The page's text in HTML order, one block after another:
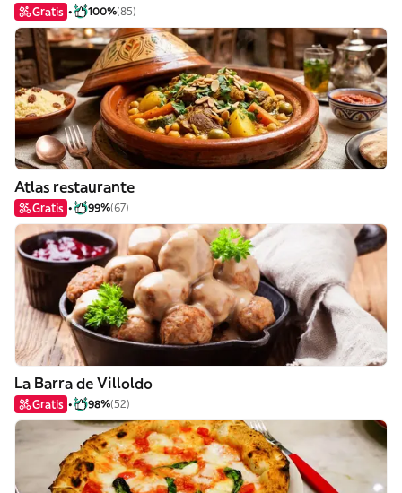
Gratis 100%(85)
Atlas restaurante
Gratis 99%(67)
La Barra de Villoldo
Gratis 98%(52)